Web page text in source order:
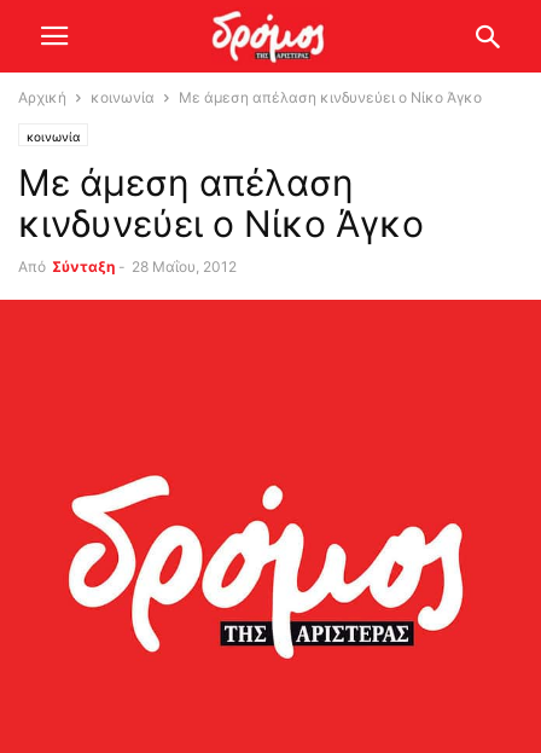
Αρχική κοινωνία Με άμεση απέλαση κινδυνεύει ο Νίκο Άγκο
κοινωνία
Με άμεση απέλαση
κινδυνεύει ο Νίκο Άγκο
Από Σύνταξη - 28 Μαΐου, 2012